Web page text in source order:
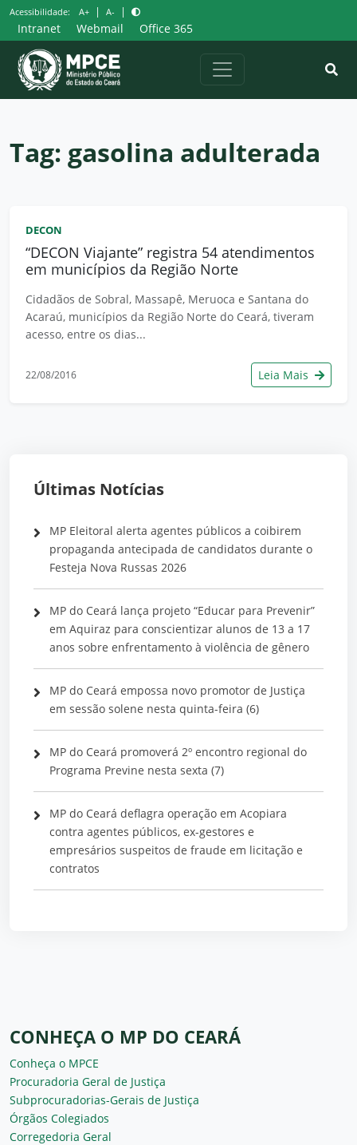
Pular
para
o
conteúdo
Acessibilidade: A+ | A- |
Intranet Webmail Office 365
Tag: gasolina adulterada
DECON
“DECON Viajante” registra 54 atendimentos
em municípios da Região Norte
Cidadãos de Sobral, Massapê, Meruoca e Santana do
Acaraú, municípios da Região Norte do Ceará, tiveram
acesso, entre os dias...
22/08/2016 Leia Mais
Últimas Notícias
MP Eleitoral alerta agentes públicos a coibirem
propaganda antecipada de candidatos durante o
Festeja Nova Russas 2026
MP do Ceará lança projeto “Educar para Prevenir”
em Aquiraz para conscientizar alunos de 13 a 17
anos sobre enfrentamento à violência de gênero
MP do Ceará empossa novo promotor de Justiça
em sessão solene nesta quinta-feira (6)
MP do Ceará promoverá 2º encontro regional do
Programa Previne nesta sexta (7)
MP do Ceará deflagra operação em Acopiara
contra agentes públicos, ex-gestores e
empresários suspeitos de fraude em licitação e
contratos
CONHEÇA O MP DO CEARÁ
Conheça o MPCE
Procuradoria Geral de Justiça
Subprocuradorias-Gerais de Justiça
Órgãos Colegiados
Corregedoria Geral